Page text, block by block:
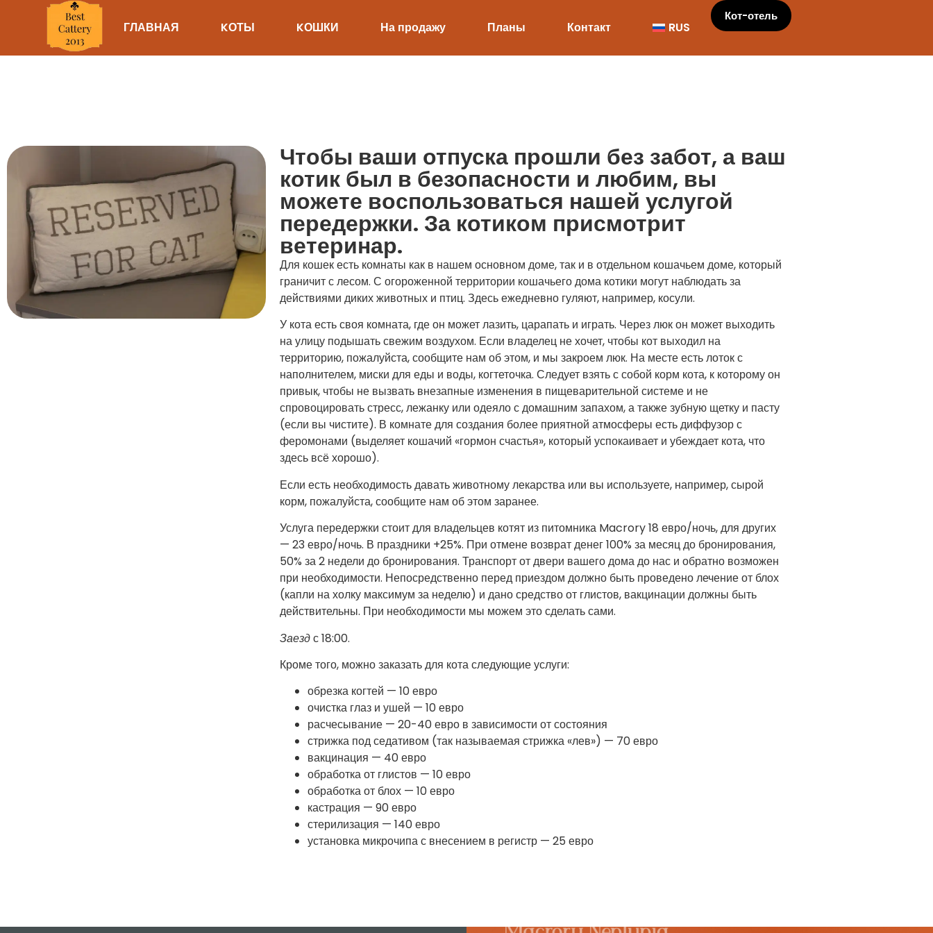
ГЛАВНАЯ KОТЫ KОШКИ На продажу Планы Контакт RUS
Кот-отель
Чтобы ваши отпуска прошли без забот, а ваш
котик был в безопасности и любим, вы
можете воспользоваться нашей услугой
передержки. За котиком присмотрит
ветеринар.
Для кошек есть комнаты как в нашем основном доме, так и в отдельном кошачьем доме, который
граничит с лесом. С огороженной территории кошачьего дома котики могут наблюдать за
действиями диких животных и птиц. Здесь ежедневно гуляют, например, косули.
У кота есть своя комната, где он может лазить, царапать и играть. Через люк он может выходить
на улицу подышать свежим воздухом. Если владелец не хочет, чтобы кот выходил на
территорию, пожалуйста, сообщите нам об этом, и мы закроем люк. На месте есть лоток с
наполнителем, миски для еды и воды, когтеточка. Следует взять с собой корм кота, к которому он
привык, чтобы не вызвать внезапные изменения в пищеварительной системе и не
спровоцировать стресс, лежанку или одеяло с домашним запахом, а также зубную щетку и пасту
(если вы чистите). В комнате для создания более приятной атмосферы есть диффузор с
феромонами (выделяет кошачий «гормон счастья», который успокаивает и убеждает кота, что
здесь всё хорошо).
Если есть необходимость давать животному лекарства или вы используете, например, сырой
корм, пожалуйста, сообщите нам об этом заранее.
Услуга передержки стоит для владельцев котят из питомника Macrory 18 евро/ночь, для других
— 23 евро/ночь. В праздники +25%. При отмене возврат денег 100% за месяц до бронирования,
50% за 2 недели до бронирования. Транспорт от двери вашего дома до нас и обратно возможен
при необходимости. Непосредственно перед приездом должно быть проведено лечение от блох
(капли на холку максимум за неделю) и дано средство от глистов, вакцинации должны быть
действительны. При необходимости мы можем это сделать сами.
Заездс 18:00.
Кроме того, можно заказать для кота следующие услуги:
обрезка когтей — 10 евро
очистка глаз и ушей — 10 евро
расчесывание — 20-40 евро в зависимости от состояния
стрижка под седативом (так называемая стрижка «лев») — 70 евро
вакцинация — 40 евро
обработка от глистов — 10 евро
обработка от блох — 10 евро
кастрация — 90 евро
стерилизация — 140 евро
установка микрочипа с внесением в регистр — 25 евро